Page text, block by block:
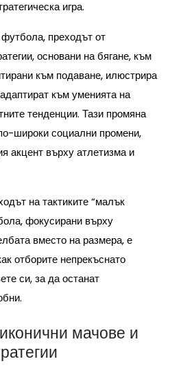
игра.
преходът от
основани на бягане, към
към подаване, илюстрира
към уменията на
тенденции. Тази промяна
широки социални промени,
акцент върху атлетизма и
на тактиките “малък
фокусирани върху
вместо на размера, е
отборите непрекъснато
си, за да останат
мачове и